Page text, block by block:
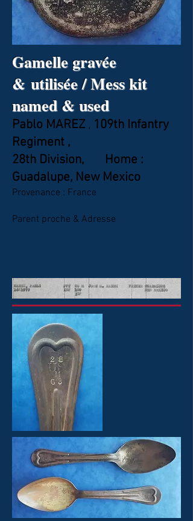
Gamelle gravée
& utilisée / Mess kit
named & used
Pablo MAREZ , 109th Infantry
Regiment ,
28th Division, Home :
Guadalupe, New Mexico
Provenance : France
Parent proche & Adresse